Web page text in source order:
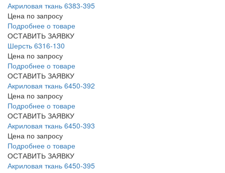
Акриловая ткань 6383-395
Цена по запросу
Подробнее о товаре
ОСТАВИТЬ ЗАЯВКУ
Шерсть 6316-130
Цена по запросу
Подробнее о товаре
ОСТАВИТЬ ЗАЯВКУ
Акриловая ткань 6450-392
Цена по запросу
Подробнее о товаре
ОСТАВИТЬ ЗАЯВКУ
Акриловая ткань 6450-393
Цена по запросу
Подробнее о товаре
ОСТАВИТЬ ЗАЯВКУ
Акриловая ткань 6450-395